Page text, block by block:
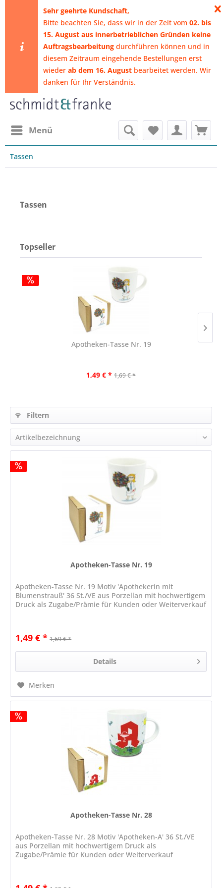
​Sehr geehrte Kundschaft,
Bitte beachten Sie, dass wir in der Zeit vom02. bis
15. August aus innerbetrieblichen Gründen keine
Auftragsbearbeitungdurchführen können und in
diesem Zeitraum eingehende Bestellungen erst
wiederab dem 16. August bearbeitet werden. Wir
danken für Ihr Verständnis.
Menü
Tassen
Tassen
Topseller
Apotheken-Tasse Nr. 19
1,49 € * 1,69 € *
Filtern
Apotheken-Tasse Nr. 19
Apotheken-Tasse Nr. 19 Motiv 'Apothekerin mit
Blumenstrauß' 36 St./VE aus Porzellan mit hochwertigem
Druck als Zugabe/Prämie für Kunden oder Weiterverkauf
1,49 € * 1,69 € *
Details
Merken
Apotheken-Tasse Nr. 28
Apotheken-Tasse Nr. 28 Motiv 'Apotheken-A' 36 St./VE
aus Porzellan mit hochwertigem Druck als
Zugabe/Prämie für Kunden oder Weiterverkauf